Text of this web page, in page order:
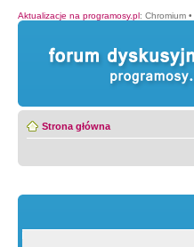
Aktualizacje na programosy.pl: Chromium •
Strona główna